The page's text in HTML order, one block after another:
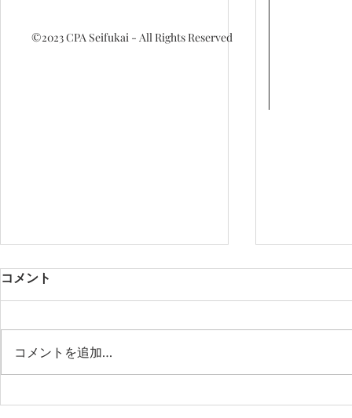
コメント
コメントを追加…
©2023CPA Seifukai - All Rights Reserved